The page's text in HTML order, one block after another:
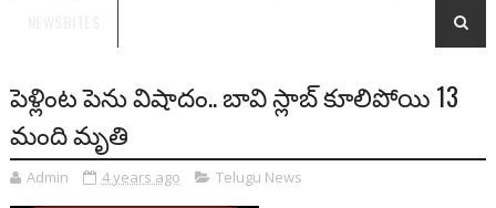
పెళ్లింట పెను విషాదం.. బావి స్లాబ్ కూలిపోయి 13
మంది మృతి
Admin 4 years ago Telugu News